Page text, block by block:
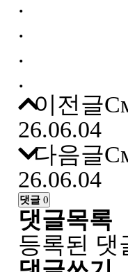
.
.
.
이전글
26.06.04
다음글
26.06.04
댓글 0
댓글목록
등록된 댓